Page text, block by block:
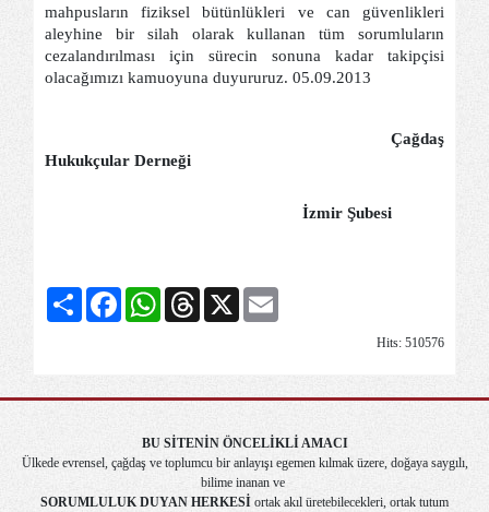
mahpusların fiziksel bütünlükleri ve can güvenlikleri
aleyhine bir silah olarak kullanan tüm sorumluların
cezalandırılması için sürecin sonuna kadar takipçisi
olacağımızı kamuoyuna duyururuz. 05.09.2013
Çağdaş
Hukukçular Derneği
İzmir Şubesi
Share FacebookWhatsAppThreads
X
Hits: 510576
BU SİTENİN ÖNCELİKLİ AMACI
Ülkede evrensel, çağdaş ve toplumcu bir anlayışı egemen kılmak üzere, doğaya saygılı,
bilime inanan ve
SORUMLULUK DUYAN HERKESİ ortak akıl üretebilecekleri, ortak tutum